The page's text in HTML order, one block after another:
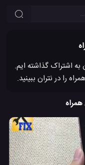
به اشتراک گذاشته ایم.
را در نتران ببینید.